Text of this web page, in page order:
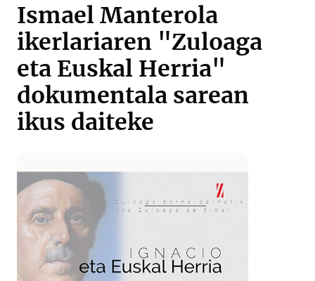
Ismael Manterola
ikerlariaren "Zuloaga
eta Euskal Herria"
dokumentala sarean
ikus daiteke